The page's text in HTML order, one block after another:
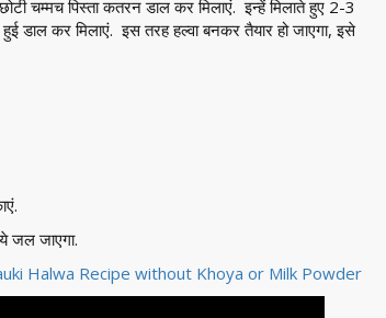
चम्मच पिस्ता कतरन डाल कर मिलाएं. इन्हें मिलाते हुए 2-3
डाल कर मिलाएं. इस तरह हल्वा बनकर तैयार हो जाएगा, इसे
जल जाएगा.
Lauki Halwa Recipe without Khoya or Milk Powder